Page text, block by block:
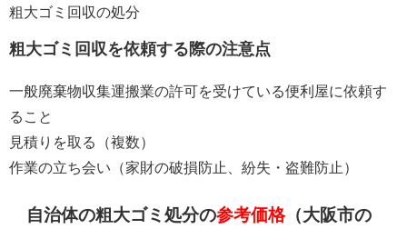
粗大ゴミ回収の処分
粗大ゴミ回収を依頼する際の注意点
一般廃棄物収集運搬業の許可を受けている便利屋に依頼す
ること
見積りを取る（複数）
作業の立ち会い（家財の破損防止、紛失・盗難防止）
自治体の粗大ゴミ処分の参考価格（大阪市の